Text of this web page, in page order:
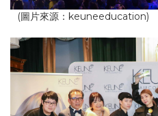
(圖片來源：keuneeducation)